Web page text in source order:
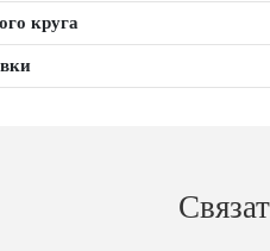
круга